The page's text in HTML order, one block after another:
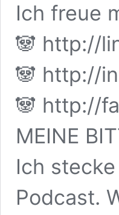
Ich freue
🐼 http://
🐼 http://
🐼 http://
MEINE
Ich
Podcast.